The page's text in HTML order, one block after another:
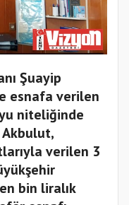
Şuayip
esnafa verilen
niteliğinde
verilen 3
bin liralık